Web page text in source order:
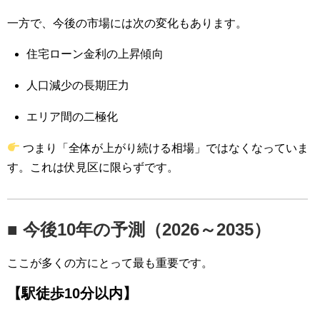
一方で、今後の市場には次の変化もあります。
住宅ローン金利の上昇傾向
人口減少の長期圧力
エリア間の二極化
つまり「全体が上がり続ける相場」ではなくなっていま
す。これは伏見区に限らずです。
■ 今後10年の予測（2026～2035）
ここが多くの方にとって最も重要です。
【駅徒歩10分以内】